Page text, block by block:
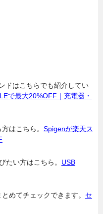
ドはこちらでも紹介してい
で最大20%OFF｜充電器・
はこちら。 Spigenが楽天ス
たい方はこちら。 USB
めてチェックできます。 セ